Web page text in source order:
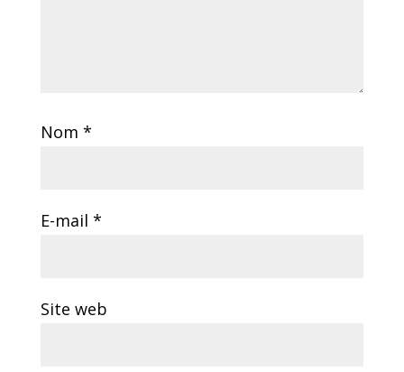
Nom *
E-mail *
Site web